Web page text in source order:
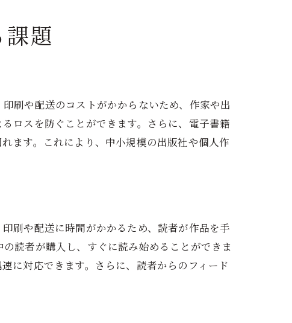
題
刷や配送のコストがかからないため、作家や出
ロスを防ぐことができます。さらに、電子書籍
ます。これにより、中小規模の出版社や個人作
刷や配送に時間がかかるため、読者が作品を手
読者が購入し、すぐに読み始めることができま
に対応できます。さらに、読者からのフィード